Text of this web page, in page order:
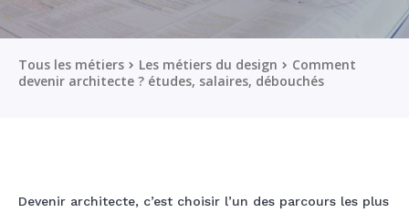
Tous les métiers Les métiers du design
Comment
devenir architecte ? études, salaires, débouchés
Devenir architecte, c’est choisir l’un des parcours les plus